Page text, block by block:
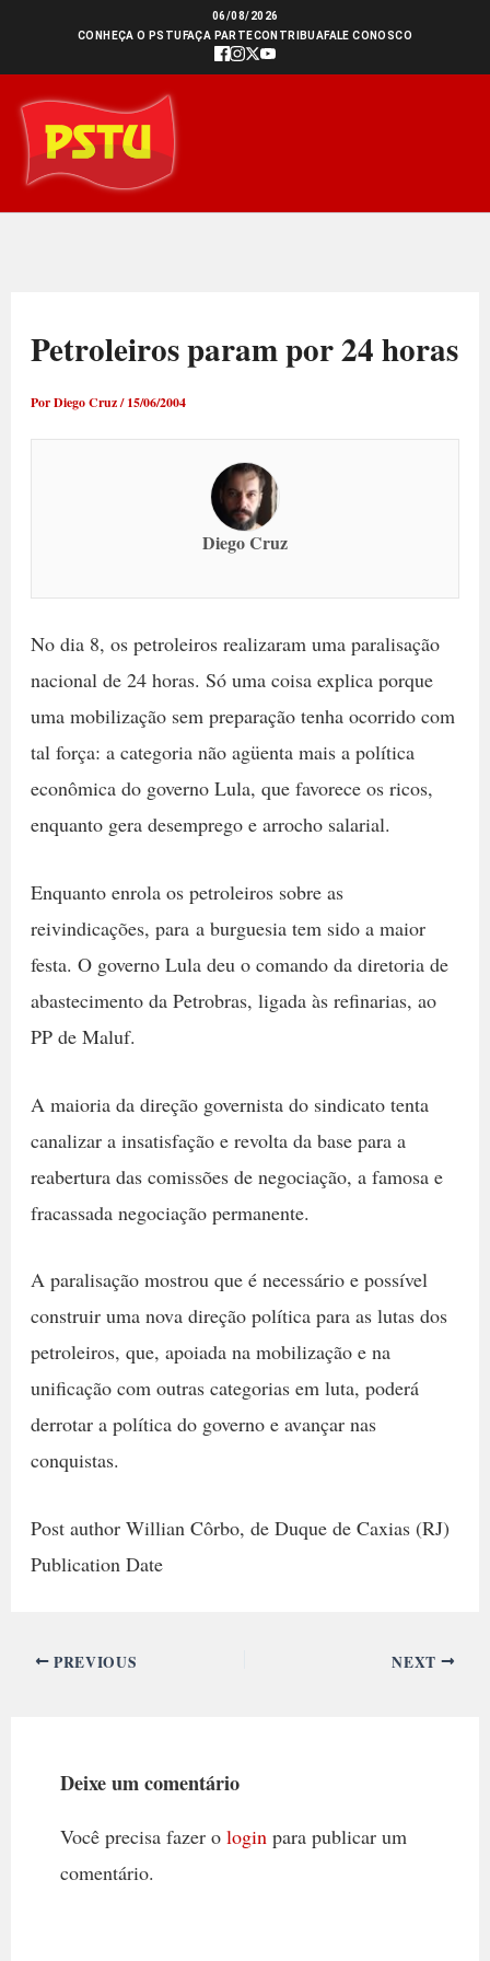
conteúdo
06/08/2026
CONHEÇA O PSTU FAÇA PARTECONTRIBUAFALE CONOSCO
Petroleiros param por 24 horas
PorDiego Cruz/15/06/2004
Diego Cruz
No dia 8, os petroleiros realizaram uma paralisação
nacional de 24 horas. Só uma coisa explica porque
uma mobilização sem preparação tenha ocorrido com
tal força: a categoria não agüenta mais a política
econômica do governo Lula, que favorece os ricos,
enquanto gera desemprego e arrocho salarial.
Enquanto enrola os petroleiros sobre as
reivindicações, para a burguesia tem sido a maior
festa. O governo Lula deu o comando da diretoria de
abastecimento da Petrobras, ligada às refinarias, ao
PP de Maluf.
A maioria da direção governista do sindicato tenta
canalizar a insatisfação e revolta da base para a
reabertura das comissões de negociação, a famosa e
fracassada negociação permanente.
A paralisação mostrou que é necessário e possível
construir uma nova direção política para as lutas dos
petroleiros, que, apoiada na mobilização e na
unificação com outras categorias em luta, poderá
derrotar a política do governo e avançar nas
conquistas.
Post author Willian Côrbo, de Duque de Caxias (RJ)
Publication Date
PREVIOUS NEXT
Deixe um comentário
Você precisa fazer o loginpara publicar um
comentário.